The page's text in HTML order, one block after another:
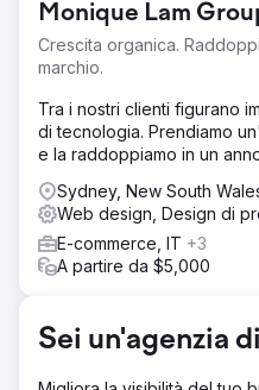
amanti dell'avventura e
ma che non sapevano da
digitale era frammentato e
Soluzione
Abbiamo lanciato una
(Facebook/Instagram) ad
sull'"ispirazione alla
pubblico: mirata agli
piuttosto che ai soli turisti
utilizzo di risorse video
per interrompere lo
per ridurre l'attrito tra il clic
prenotazione.
Risultato
Monique Lam
Crescita organica.
marchio.
Tra i nostri clienti figurano
di tecnologia. Prendiamo
e la raddoppiamo in un
Sydney, New South
Web design, Design di
E-commerce, IT +3
A partire da $5,000
Sei un'agenzia